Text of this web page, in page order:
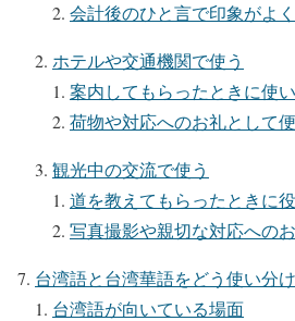
会計後のひと言で印象がよ
ホテルや交通機関で使う
案内してもらったときに使
荷物や対応へのお礼として
観光中の交流で使う
道を教えてもらったときに
写真撮影や親切な対応への
台湾語と台湾華語をどう使い分
台湾語が向いている場面